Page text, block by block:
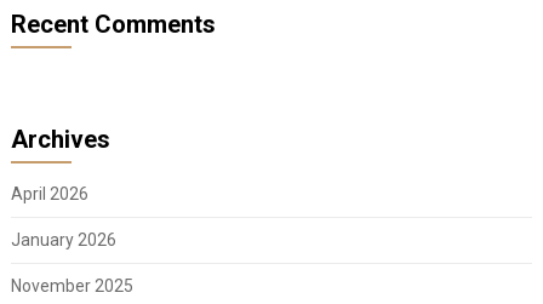
Recent Comments
Archives
April 2026
January 2026
November 2025